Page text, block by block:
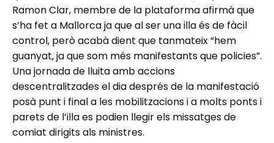
Ramon Clar, membre de la plataforma afirmà que
s’ha fet a Mallorca ja que al ser una illa és de fàcil
control, però acabà dient que tanmateix “hem
guanyat, ja que som més manifestants que policies”.
Una jornada de lluita amb accions
descentralitzades el dia després de la manifestació
posà punt i final a les mobilitzacions i a molts ponts i
parets de l’illa es podien llegir els missatges de
comiat dirigits als ministres.